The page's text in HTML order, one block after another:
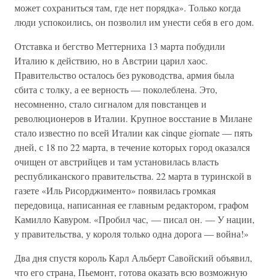
может сохраниться там, где нет порядка». Только когда
люди успокоились, он позволил им унести себя в его дом.
Отставка и бегство Меттерниха 13 марта побудили
Италию к действию, но в Австрии царил хаос.
Правительство осталось без руководства, армия была
сбита с толку, а ее верность — поколеблена. Это,
несомненно, стало сигналом для повстанцев и
революционеров в Италии. Крупное восстание в Милане
стало известно по всей Италии как cinque giornate — пять
дней, с 18 по 22 марта, в течение которых город оказался
очищен от австрийцев и там установилась власть
республиканского правительства. 22 марта в туринской в
газете «Иль Рисорджименто» появилась громкая
передовица, написанная ее главным редактором, графом
Камилло Кавуром. «Пробил час, — писал он. — У нации,
у правительства, у короля только одна дорога — война!»
Два дня спустя король Карл Альберт Савойский объявил,
что его страна, Пьемонт, готова оказать всю возможную